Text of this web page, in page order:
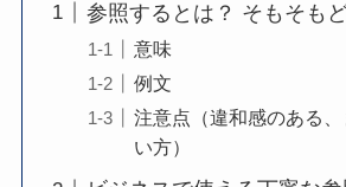
参照するとは？ そもそも
意味
例文
注意点（違和感のある
い方）